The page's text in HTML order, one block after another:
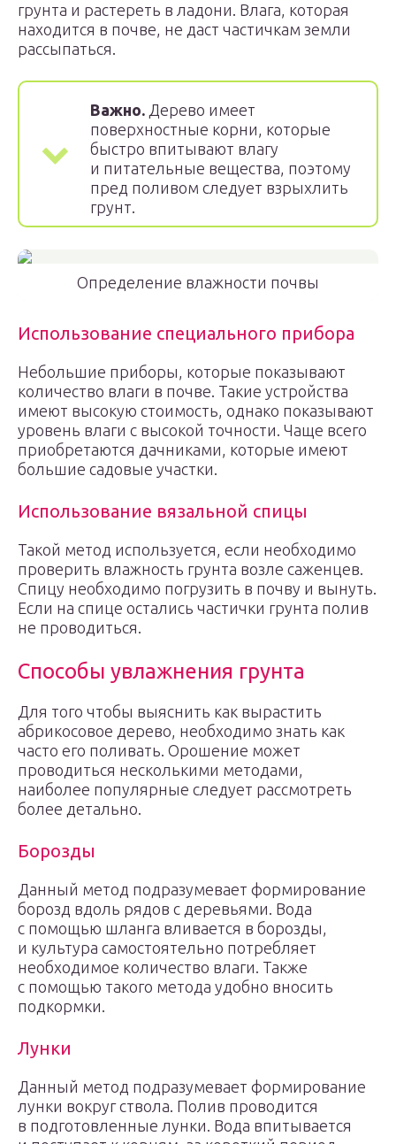
грунта и растереть в ладони. Влага, которая
находится в почве, не даст частичкам земли
рассыпаться.
Важно. Дерево имеет
поверхностные корни, которые
быстро впитывают влагу
и питательные вещества, поэтому
пред поливом следует взрыхлить
грунт.
Определение влажности почвы
Использование специального прибора
Небольшие приборы, которые показывают
количество влаги в почве. Такие устройства
имеют высокую стоимость, однако показывают
уровень влаги с высокой точности. Чаще всего
приобретаются дачниками, которые имеют
большие садовые участки.
Использование вязальной спицы
Такой метод используется, если необходимо
проверить влажность грунта возле саженцев.
Спицу необходимо погрузить в почву и вынуть.
Если на спице остались частички грунта полив
не проводиться.
Способы увлажнения грунта
Для того чтобы выяснить как вырастить
абрикосовое дерево, необходимо знать как
часто его поливать. Орошение может
проводиться несколькими методами,
наиболее популярные следует рассмотреть
более детально.
Борозды
Данный метод подразумевает формирование
борозд вдоль рядов с деревьями. Вода
с помощью шланга вливается в борозды,
и культура самостоятельно потребляет
необходимое количество влаги. Также
с помощью такого метода удобно вносить
подкормки.
Лунки
Данный метод подразумевает формирование
лунки вокруг ствола. Полив проводится
в подготовленные лунки. Вода впитывается